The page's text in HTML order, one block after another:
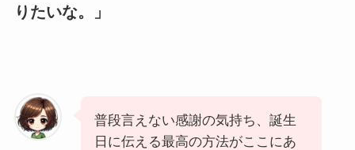
りたいな。」
普段言えない感謝の気持ち、誕生
日に伝える最高の方法がここにあ